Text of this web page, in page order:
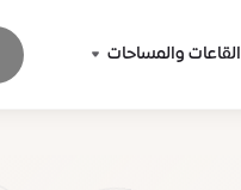
القاعات والمساحات